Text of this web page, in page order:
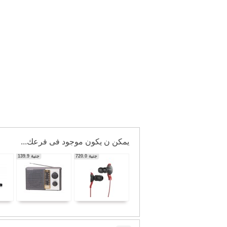
يمكن ن يكون موجود فى فرعك...
139.9 جنية 720.0 جنية